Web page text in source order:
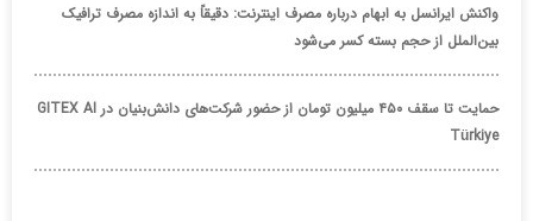
واکنش ایرانسل به ابهام درباره مصرف اینترنت: دقیقاً به اندازه مصرف ترافیک
بین‌الملل از حجم بسته کسر می‌شود
حمایت تا سقف ۴۵۰ میلیون تومان از حضور شرکت‌های دانش‌بنیان در GITEX AI
Türkiye